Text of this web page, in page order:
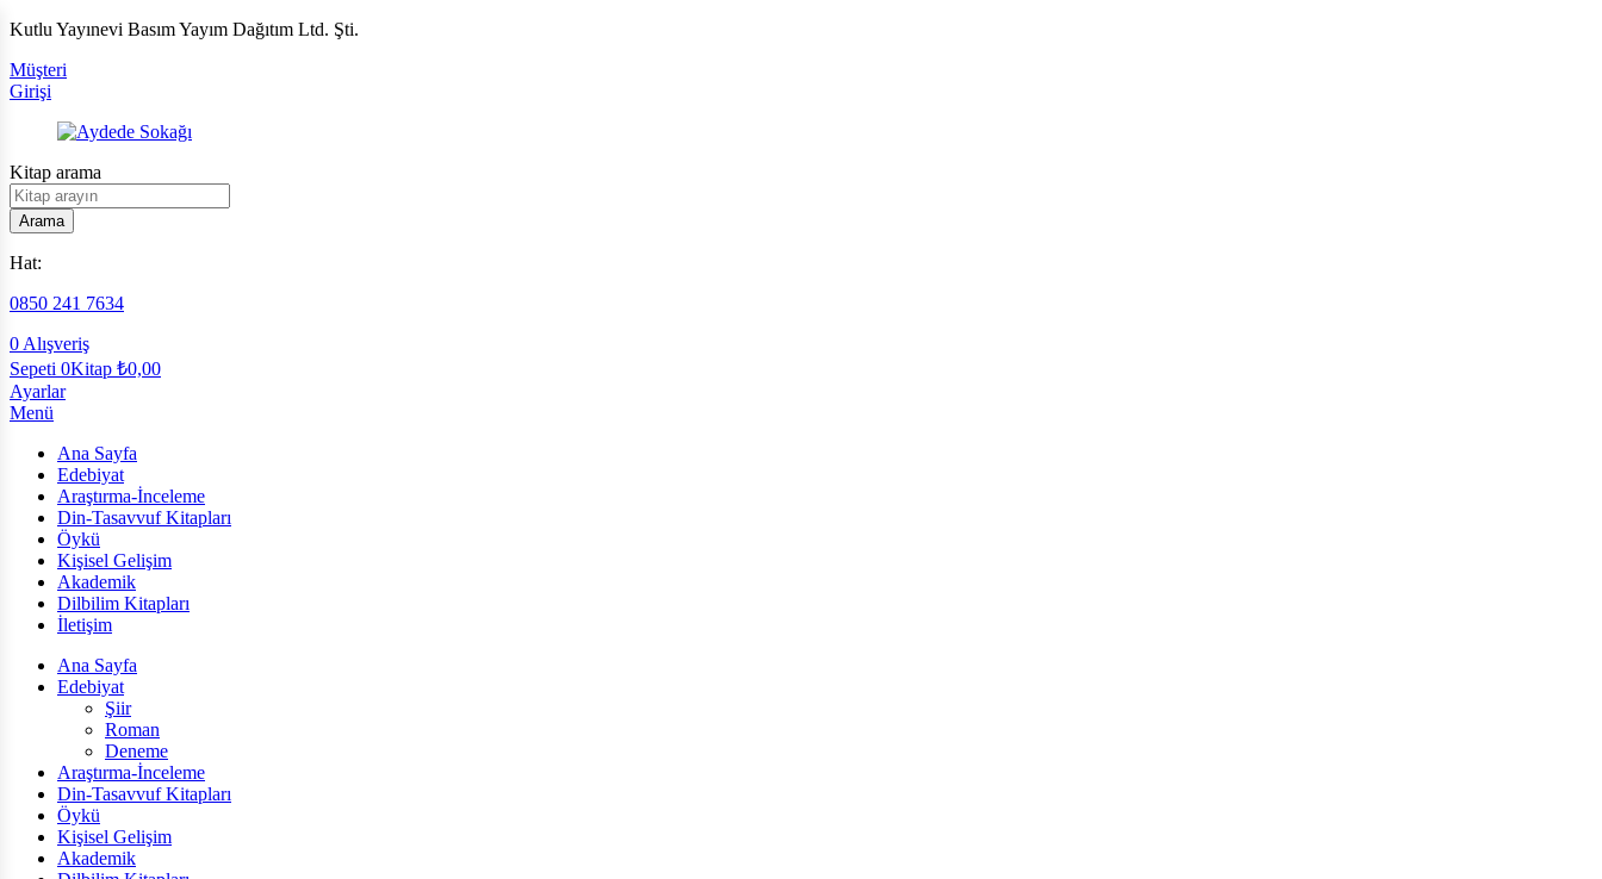
Kutlu Yayınevi Basım Yayım Dağıtım Ltd. Şti.
Müşteri
Girişi
Kitap arama
Arama
Hat:
0850 241 7634
0 Alışveriş
Sepeti 0Kitap ₺0,00
Ayarlar
Menü
Ana Sayfa
Edebiyat
Araştırma-İnceleme
Din-Tasavvuf Kitapları
Öykü
Kişisel Gelişim
Akademik
Dilbilim Kitapları
İletişim
Ana Sayfa
Edebiyat
Şiir
Roman
Deneme
Araştırma-İnceleme
Din-Tasavvuf Kitapları
Öykü
Kişisel Gelişim
Akademik